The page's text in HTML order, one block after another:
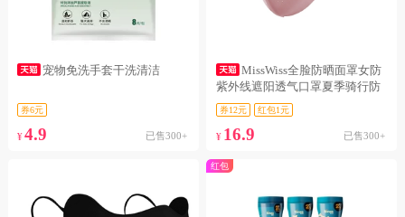
宠物免洗手套干洗清洁
券6元
¥ 4.9 已售300+
MissWiss全脸防晒面罩女防
紫外线遮阳透气口罩夏季骑行防
券12元 红包1元
¥ 16.9 已售300+
红包